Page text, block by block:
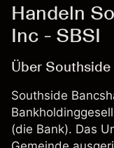
Handeln
Inc - SBSI
Über Southside
Southside
(die Bank). Das